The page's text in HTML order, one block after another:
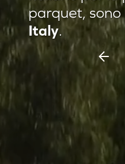
Nuovi prodotti
Casa C & F
Residenza
Espositore
Espositore
Battiscopa
Cassettiera 15
Cassettiera 12
parquet, sono
Italy.